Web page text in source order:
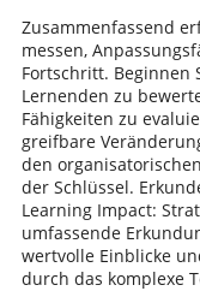
Zusammenfassend
messen,
Fortschritt. Beginnen
Lernenden zu
Fähigkeiten zu
greifbare
den
der Schlüssel.
Learning Impact:
umfassende
wertvolle Einblicke
durch das komplexe